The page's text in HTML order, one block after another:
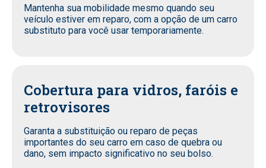
Mantenha sua mobilidade mesmo quando seu
veículo estiver em reparo, com a opção de um carro
substituto para você usar temporariamente.
Cobertura para vidros, faróis e
retrovisores
Garanta a substituição ou reparo de peças
importantes do seu carro em caso de quebra ou
dano, sem impacto significativo no seu bolso.